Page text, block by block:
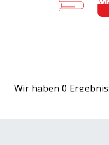
Wir haben 0